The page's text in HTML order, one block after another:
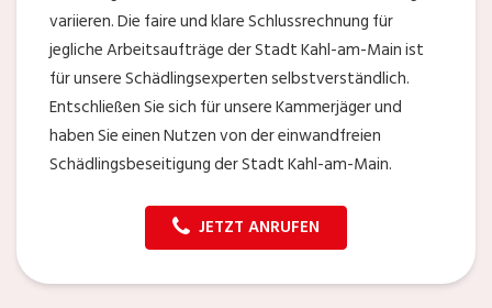
variieren. Die faire und klare Schlussrechnung für
jegliche Arbeitsaufträge der Stadt Kahl-am-Main ist
für unsere Schädlingsexperten selbstverständlich.
Entschließen Sie sich für unsere Kammerjäger und
haben Sie einen Nutzen von der einwandfreien
Schädlingsbeseitigung der Stadt Kahl-am-Main.
JETZT ANRUFEN